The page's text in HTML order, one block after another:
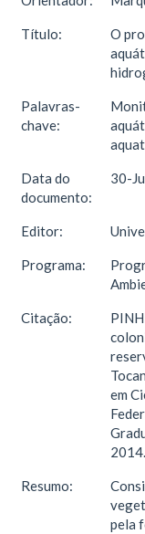
Título:
O
Palavras-
chave:
Data do
documento:
30-
Editor:
Programa:
Citação:
em
2014.
Resumo:
pela